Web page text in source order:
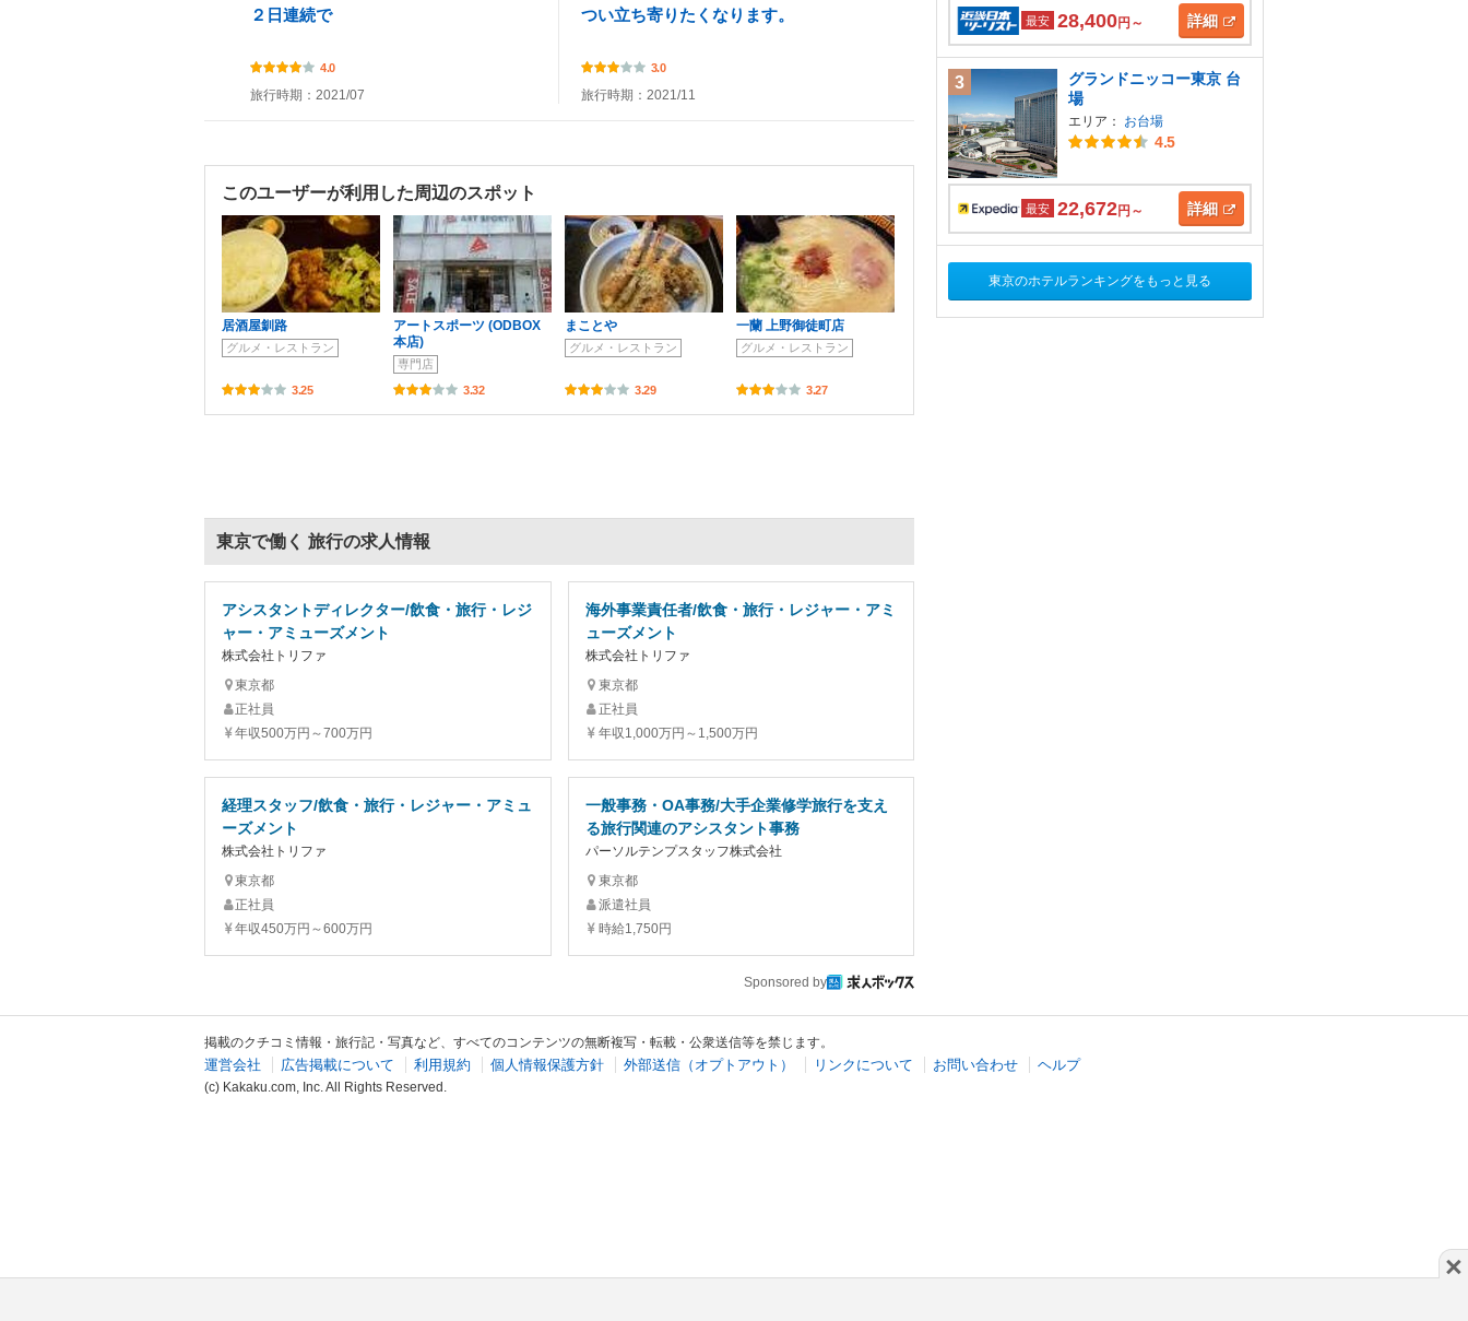
２日連続で
4.0
旅行時期：2021/07
つい立ち寄りたくなります。
3.0
旅行時期：2021/11
このユーザーが利用した周辺のスポット
居酒屋釧路
グルメ・レストラン
3.25
アートスポーツ (ODBOX
本店)
専門店
3.32
まことや
グルメ・レストラン
3.29
一蘭 上野御徒町店
グルメ・レストラン
3.27
東京で働く 旅行の求人情報
アシスタントディレクター/飲食・旅行・レジ
ャー・アミューズメント
株式会社トリファ
東京都
正社員
年収500万円～700万円
海外事業責任者/飲食・旅行・レジャー・アミ
ューズメント
株式会社トリファ
東京都
正社員
年収1,000万円～1,500万円
経理スタッフ/飲食・旅行・レジャー・アミュ
ーズメント
株式会社トリファ
東京都
正社員
年収450万円～600万円
一般事務・OA事務/大手企業修学旅行を支え
る旅行関連のアシスタント事務
パーソルテンプスタッフ株式会社
東京都
派遣社員
時給1,750円
Sponsored by
最安 28,400円～ 詳細
3
グランドニッコー東京 台
場
エリア： お台場
4.5
最安 22,672円～ 詳細
東京のホテルランキングをもっと見る
×
掲載のクチコミ情報・旅行記・写真など、すべてのコンテンツの無断複写・転載・公衆送信等を禁じます。
運営会社 広告掲載について 利用規約 個人情報保護方針 外部送信（オプトアウト） リンクについて お問い合わせ ヘルプ
(c) Kakaku.com, Inc. All Rights Reserved.